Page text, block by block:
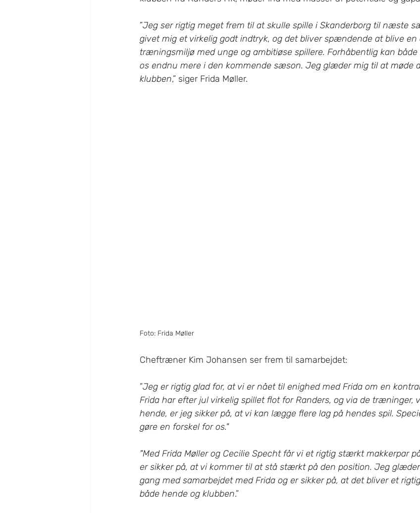
”Jeg ser rigtig meget frem til at skulle spille i Skanderborg til næste
givet mig et virkelig godt indtryk, og det bliver spændende at blive
træningsmiljø med unge og ambitiøse spillere. Forhåbentlig kan
os endnu mere i den kommende sæson. Jeg glæder mig til at møde
klubben,” siger Frida Møller.
Foto: Frida Møller
Cheftræner Kim Johansen ser frem til samarbejdet:
”Jeg er rigtig glad for, at vi er nået til enighed med Frida om en
Frida har efter jul virkelig spillet flot for Randers, og via de træninger,
hende, er jeg sikker på, at vi kan lægge flere lag på hendes spil.
gøre en forskel for os."
"Med Frida Møller og Cecilie Specht får vi et rigtig stærkt makkerpar
er sikker på, at vi kommer til at stå stærkt på den position. Jeg
gang med samarbejdet med Frida og er sikker på, at det bliver et
både hende og klubben.”